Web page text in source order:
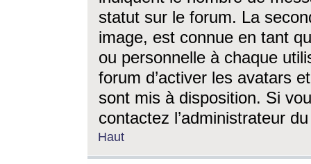
statut sur le forum. La
image, est connue en tant
ou personnelle à chaque
forum d’activer les avatars
sont mis à disposition. Si
contactez l’administrateur
Haut